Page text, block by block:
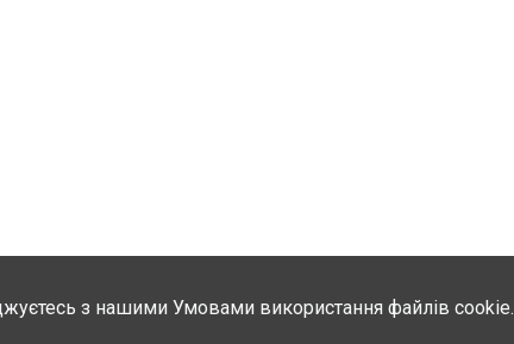
з нашими Умовами використання файлів cookie.